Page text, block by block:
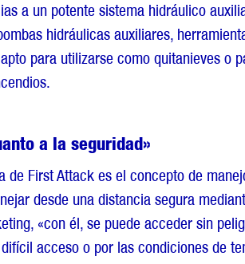
a un potente sistema hidráulico
hidráulicas auxiliares,
para utilizarse como quitanieves o
a la seguridad»
de First Attack es el concepto de
desde una distancia segura
«con él, se puede acceder sin
acceso o por las condiciones de